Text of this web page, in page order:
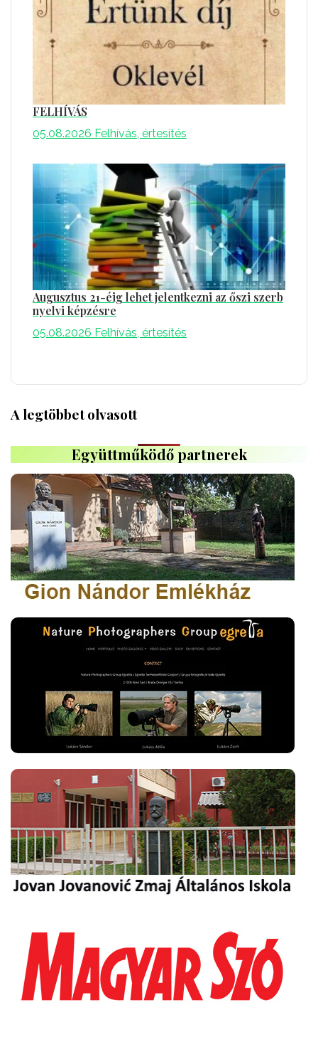
FELHÍVÁS
05.08.2026 Felhívás, értesítés
Augusztus 21-éig lehet jelentkezni az őszi szerb
nyelvi képzésre
05.08.2026 Felhívás, értesítés
A legtöbbet olvasott
Együttműködő partnerek